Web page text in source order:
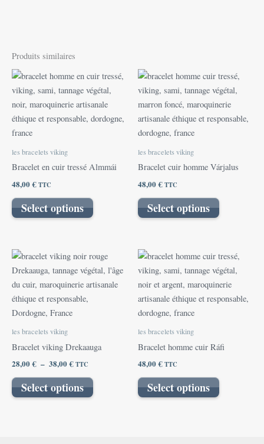
Produits similaires
les bracelets viking
Bracelet en cuir tressé Almmái
48,00€TTC
Select options
les bracelets viking
Bracelet cuir homme Várjalus
48,00€TTC
Select options
les bracelets viking
Bracelet viking Drekaauga
28,00€ – 38,00€
Plage
prix :
28,00 €
à
38,00 €
TTC
Select options
Ce
produit
a
peuvent
choisies
sur
les bracelets viking
Bracelet homme cuir Ráfi
48,00€TTC
Select options